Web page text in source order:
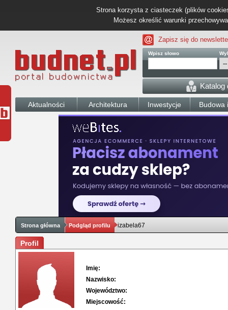
Strona korzysta z ciasteczek (plików
Możesz określić warunki
Zapisz się do
Wpisz słowo
Katalog
Aktualności Architektura Inwestycje Budowa
Strona główna Podgląd profilu izabela67
Profil
Imię:
Nazwisko:
Województwo:
Miejscowość: